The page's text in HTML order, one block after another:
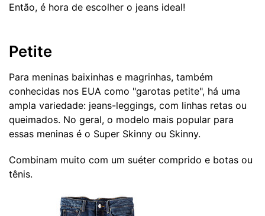
Então, é hora de escolher o jeans ideal!
Petite
Para meninas baixinhas e magrinhas, também
conhecidas nos EUA como "garotas petite", há uma
ampla variedade: jeans-leggings, com linhas retas ou
queimados. No geral, o modelo mais popular para
essas meninas é o Super Skinny ou Skinny.
Combinam muito com um suéter comprido e botas ou
tênis.